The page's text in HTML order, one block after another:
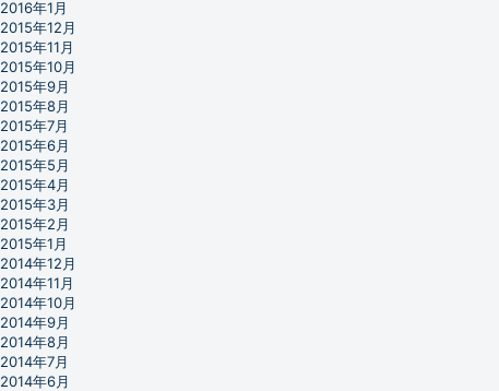
2016年1月
2015年12月
2015年11月
2015年10月
2015年9月
2015年8月
2015年7月
2015年6月
2015年5月
2015年4月
2015年3月
2015年2月
2015年1月
2014年12月
2014年11月
2014年10月
2014年9月
2014年8月
2014年7月
2014年6月